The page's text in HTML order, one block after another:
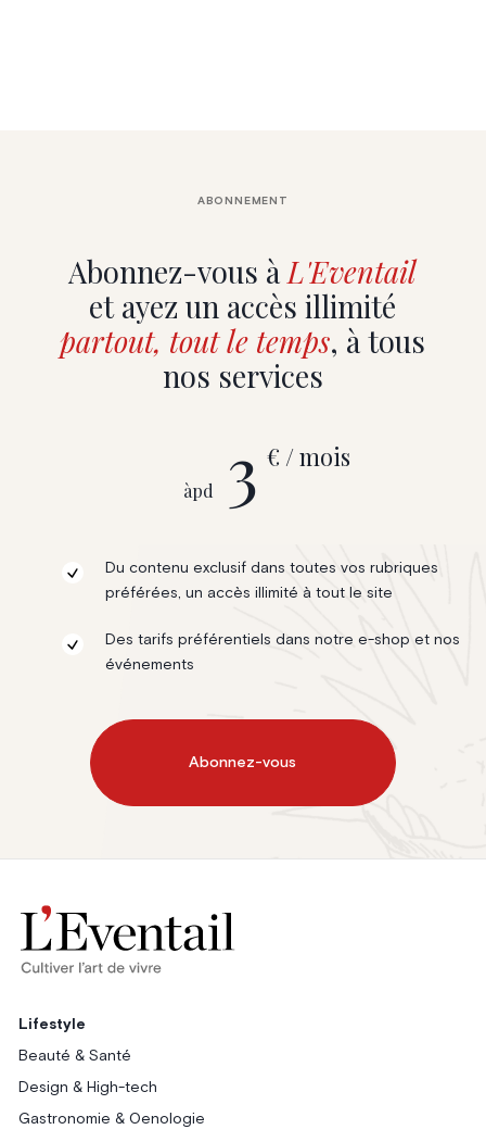
Abonnez-vous àL'Eventail
et ayez un accès illimité
partout, tout le temps, à tous
nos services
ABONNEMENT
àpd 3 € / mois
Du contenu exclusif dans toutes vos rubriques
préférées, un accès illimité à tout le site
Des tarifs préférentiels dans notre e-shop et nos
événements
Abonnez-vous
Lifestyle
Beauté & Santé
Design & High-tech
Gastronomie & Oenologie